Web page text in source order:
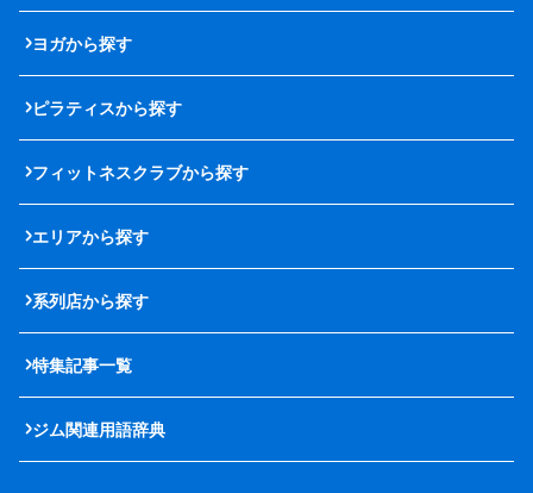
ヨガから探す
ピラティスから探す
フィットネスクラブから探す
エリアから探す
系列店から探す
特集記事一覧
ジム関連用語辞典